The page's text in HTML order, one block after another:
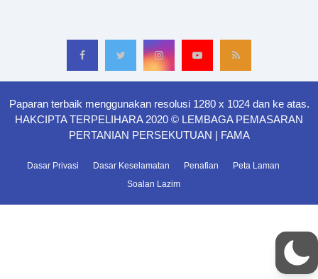
Paparan terbaik menggunakan resolusi 1280 x 1024 dan ke atas.
HAKCIPTA TERPELIHARA 2020 © LEMBAGA PEMASARAN
PERTANIAN PERSEKUTUAN | FAMA
Dasar Privasi Dasar Keselamatan Penafian
Peta Laman
Soalan Lazim